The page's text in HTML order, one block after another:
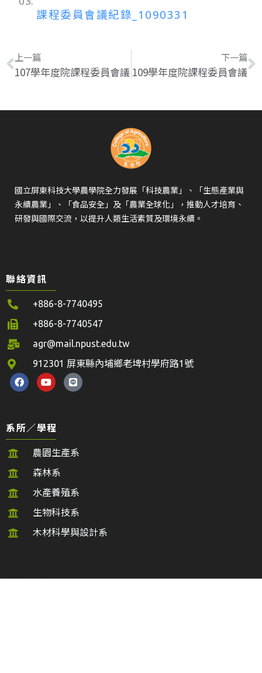
課程委員會議紀錄_1090331
上一篇
107學年度院課程委員會議
下一篇
109學年度院課程委員會議
國立屏東科技大學農學院全力發展「科技農業」、「生態產業與
永續農業」、「食品安全」及「農業全球化」，推動人才培育、
研發與國際交流，以提升人類生活素質及環境永續。
聯絡資訊
+886-8-7740495
+886-8-7740547
agr@mail.npust.edu.tw
912301 屏東縣內埔鄉老埤村學府路1號
系所／學程
農園生產系
森林系
水產養殖系
生物科技系
木材科學與設計系
系所／學程